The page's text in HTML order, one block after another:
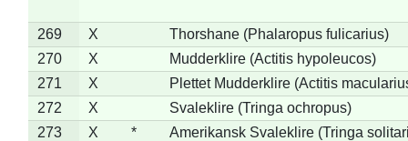
269 X
Thorshane (Phalaropus fulicarius)
270
X
Mudderklire (Actitis hypoleucos)
271
X
Plettet Mudderklire (Actitis
272
X
Svaleklire (Tringa ochropus)
273
X *
Amerikansk Svaleklire (Tringa